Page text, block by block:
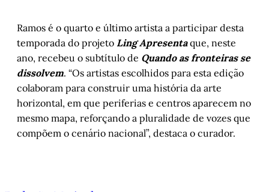
Ramos é o quarto e último artista a participar desta
temporada do projeto Ling Apresentaque, neste
ano, recebeu o subtítulo de Quando as fronteiras se
dissolvem. “Os artistas escolhidos para esta edição
colaboram para construir uma história da arte
horizontal, em que periferias e centros aparecem no
mesmo mapa, reforçando a pluralidade de vozes que
compõem o cenário nacional”, destaca o curador.